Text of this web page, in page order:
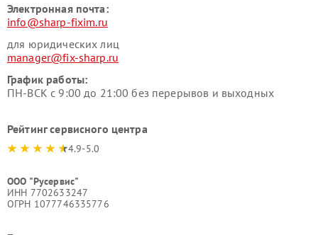
Электронная почта:
info@sharp-fixim.ru
для юридических лиц
manager@fix-sharp.ru
График работы:
ПН-ВСК с 9:00 до 21:00 без перерывов и выходных
Рейтинг сервисного центра
4.9-5.0
ООО "Русервис"
ИНН 7702633247
ОГРН 1077746335776